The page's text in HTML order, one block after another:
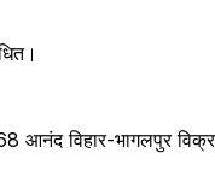
विहार-भागलपुर